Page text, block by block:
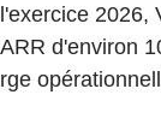
2026,
d'environ